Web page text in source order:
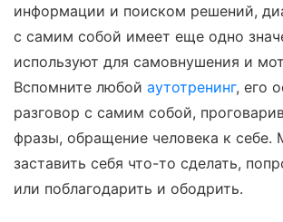
информации и поиском решений,
с самим собой имеет еще одно
используют для самовнушения и
Вспомните любой аутотренинг, его
разговор с самим собой,
фразы, обращение человека к
заставить себя что-то сделать,
или поблагодарить и ободрить.